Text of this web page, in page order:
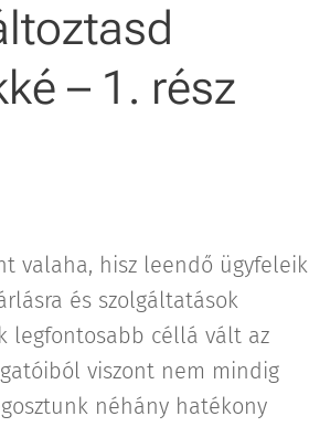
– 1. rész
valaha, hisz leendő ügyfeleik
és szolgáltatások
legfontosabb céllá vált az
viszont nem mindig
néhány hatékony